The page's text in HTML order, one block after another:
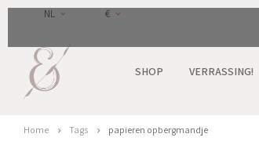
NL €
SHOP VERRASSING!
Home Tags papieren opbergmandje